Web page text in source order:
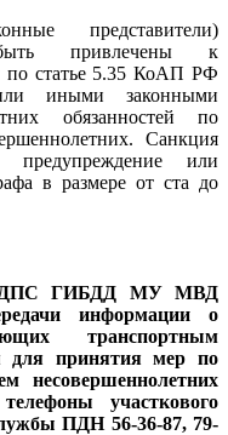
представители)
быть привлечены к
по статье 5.35 КоАП РФ
иными законными
обязанностей по
Санкция
предупреждение или
в размере от ста до
ДПС ГИБДД МУ МВД
информации о
транспортным
для принятия мер по
несовершеннолетних
участкового
ПДН 56-36-87, 79-